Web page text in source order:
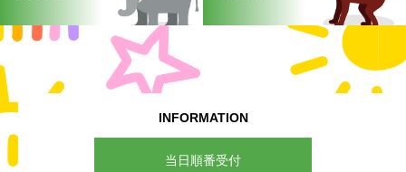
INFORMATION
当日順番受付